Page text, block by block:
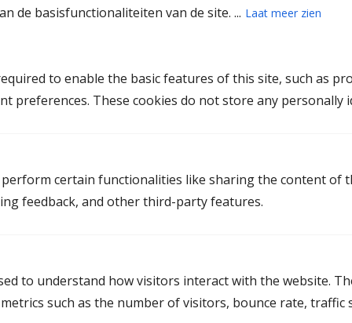
de basisfunctionaliteiten van de site. ... Laat meer zien
to enable the basic features of this site, such as
preferences. These cookies do not store any personally
certain functionalities like sharing the content of
feedback, and other third-party features.
to understand how visitors interact with the website.
such as the number of visitors, bounce rate, traffic
Mediation Woerden
Mediation Dokkum
Mediation Drachten
Mediation Sneek